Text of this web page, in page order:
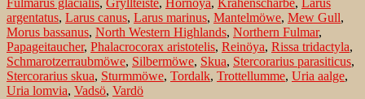
Fulmarus glacialis, Gryllteiste, Hornöya, Krähenscharbe, Larus
argentatus, Larus canus, Larus marinus, Mantelmöwe, Mew Gull,
Morus bassanus, North Western Highlands, Northern Fulmar,
Papageitaucher, Phalacrocorax aristotelis, Reinöya, Rissa tridactyla,
Schmarotzerraubmöwe, Silbermöwe, Skua, Stercorarius parasiticus,
Stercorarius skua, Sturmmöwe, Tordalk, Trottellumme, Uria aalge,
Uria lomvia, Vadsö, Vardö